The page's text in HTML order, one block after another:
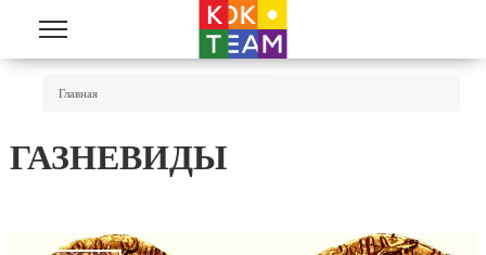
Перейти к основному содержанию
Главная
ГАЗНЕВИДЫ